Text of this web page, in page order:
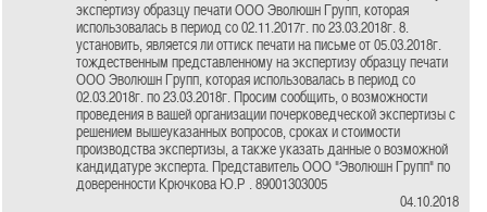
экспертизу образцу печати ООО Эволюшн Групп, которая
использовалась в период со 02.11.2017г. по 23.03.2018г. 8.
установить, является ли оттиск печати на письме от 05.03.2018г.
тождественным представленному на экспертизу образцу печати
ООО Эволюшн Групп, которая использовалась в период со
02.03.2018г. по 23.03.2018г. Просим сообщить, о возможности
проведения в вашей организации почерковедческой экспертизы с
решением вышеуказанных вопросов, сроках и стоимости
производства экспертизы, а также указать данные о возможной
кандидатуре эксперта. Представитель ООО "Эволюшн Групп" по
доверенности Крючкова Ю.Р . 89001303005
04.10.2018